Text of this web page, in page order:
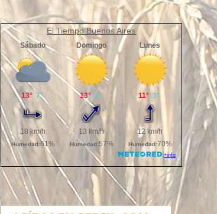
El Tiempo Buenos Aires